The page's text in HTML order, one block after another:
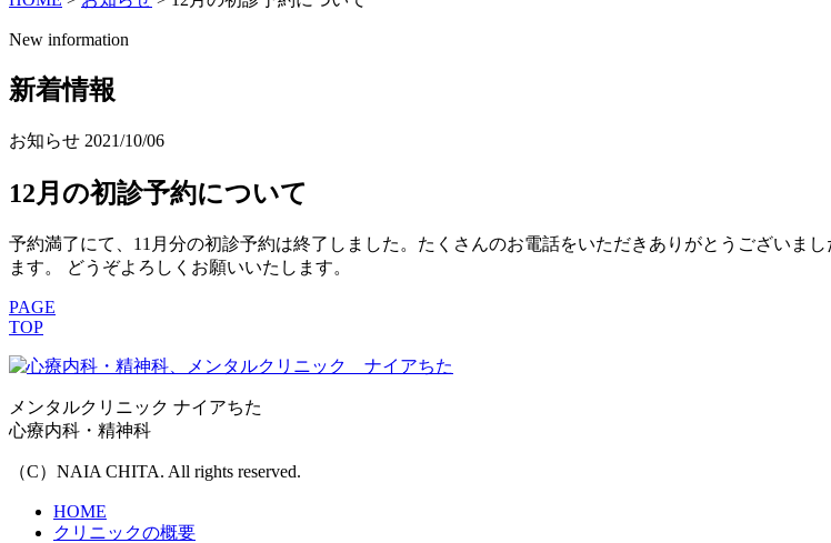
New information
新着情報
お知らせ 2021/10/06
12月の初診予約について
予約満了にて、11月分の初診予約は終了しました。たくさんのお電話をいただきありがとうございま
ます。 どうぞよろしくお願いいたします。
PAGE
TOP
メンタルクリニック ナイアちた
心療内科・精神科
（C）NAIA CHITA. All rights reserved.
HOME
クリニックの概要